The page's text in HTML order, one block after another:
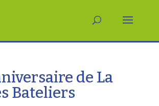
de La
Bateliers